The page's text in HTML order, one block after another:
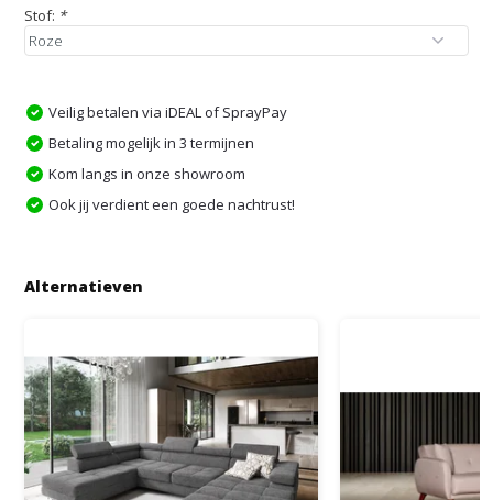
Stof: *
Veilig betalen via iDEAL of SprayPay
Betaling mogelijk in 3 termijnen
Kom langs in onze showroom
Ook jij verdient een goede nachtrust!
Alternatieven